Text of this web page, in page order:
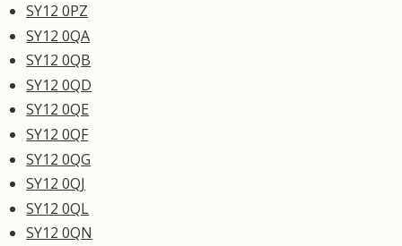
SY12 0PZ
SY12 0QA
SY12 0QB
SY12 0QD
SY12 0QE
SY12 0QF
SY12 0QG
SY12 0QJ
SY12 0QL
SY12 0QN